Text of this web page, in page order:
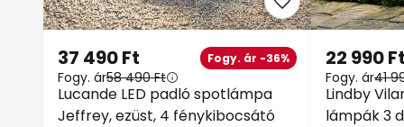
Lucande LED padló spotlámpa
Jeffrey, ezüst, 4 fénykibocsátó
37 490 Ft Fogy. ár -36%
Fogy. ár58 490 Ft
Lindby
lámpák 3
22 990 Ft
Fogy. ár41